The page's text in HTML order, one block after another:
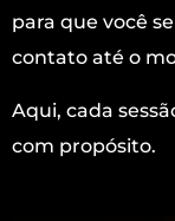
para que você
contato até o
Aqui, cada
com propósito.